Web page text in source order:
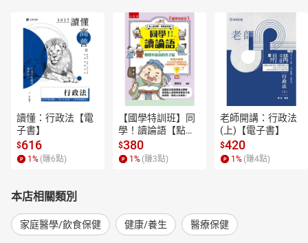
讀懂：行政法【電
子書】
$616
1 % (賺6點)
【國學特訓班】同
學！讀論語【點閱
率最高的孔子篇】
逗趣的文配圖情境
式講解，學習聖人
$380
1 % (賺3點)
老師開講：行政法
(上)【電子書】
$420
1 % (賺4點)
本店相關類別
家庭醫學/飲食保健 健康/養生 醫療保健